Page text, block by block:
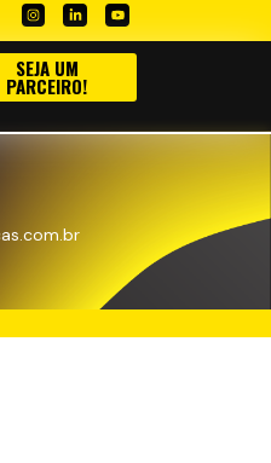
SEJA UM
PARCEIRO!